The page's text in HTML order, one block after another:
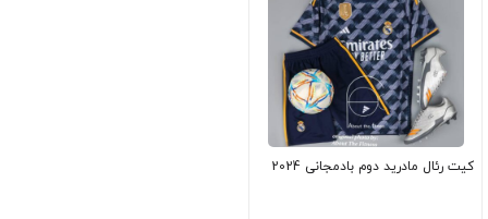
کیت رئال مادرید دوم بادمجانی 2024